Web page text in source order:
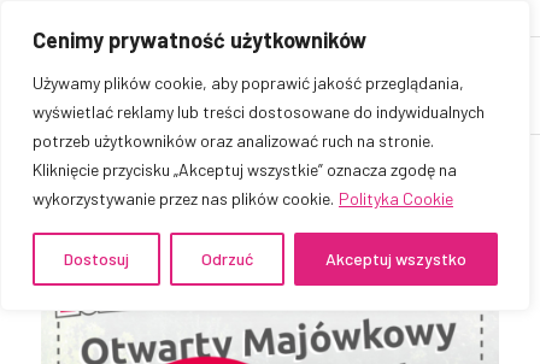
Cenimy prywatność użytkowników
Używamy plików cookie, aby poprawić jakość przeglądania,
wyświetlać reklamy lub treści dostosowane do indywidualnych
potrzeb użytkowników oraz analizować ruch na stronie.
Kliknięcie przycisku „Akceptuj wszystkie” oznacza zgodę na
wykorzystywanie przez nas plików cookie. Polityka Cookie
Dostosuj Odrzuć Akceptuj wszystko